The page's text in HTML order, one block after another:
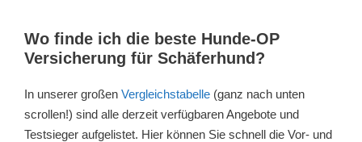
Wo finde ich die beste Hunde-OP
Versicherung für Schäferhund?
In unserer großen Vergleichstabelle (ganz nach unten
scrollen!) sind alle derzeit verfügbaren Angebote und
Testsieger aufgelistet. Hier können Sie schnell die Vor- und